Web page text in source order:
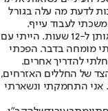
לדעת מה עלה בגורל
לעבוד עייף.
רשמית המשמרות היו של 8 שעות, אבל משכתי אותן ל-12 שעות. הייתי עם
מומחה בדבר. הפכתי
להדריך אחרים.
של החללים האזרחים,
אני התחמקתי ונשארתי